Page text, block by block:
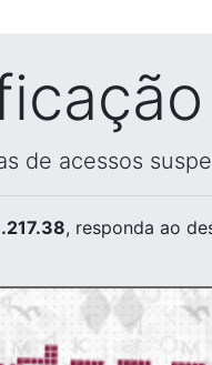
de acessos
, responda ao